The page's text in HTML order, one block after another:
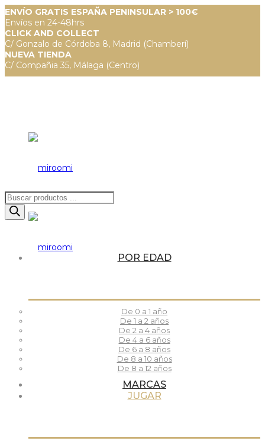
ENVÍO GRATIS ESPAÑA PENINSULAR > 100€
Envíos en 24-48hrs
CLICK AND COLLECT
C/ Gonzalo de Córdoba 8, Madrid (Chamberí)
NUEVA TIENDA
C/ Compañia 35, Málaga (Centro)
Búsqueda
de
productos
POR EDAD
De 0 a 1 año
De 1 a 2 años
De 2 a 4 años
De 4 a 6 años
De 6 a 8 años
De 8 a 10 años
De 8 a 12 años
MARCAS
JUGAR